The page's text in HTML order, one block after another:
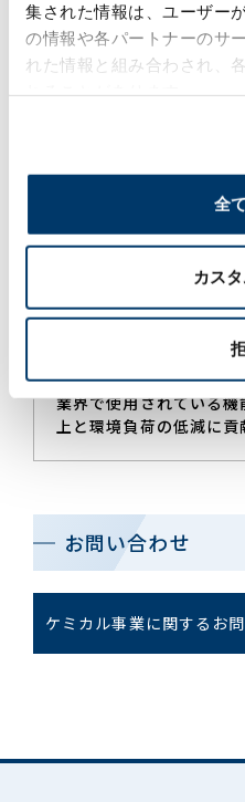
集された情報は、ユーザー
の情報や各パートナーのサ
れた情報と組み合わされ、
全
カス
低温粉砕（アイ・エム
液体窒素の冷熱（-
ファインケミカル分野
「ものづくり」をテー
な商品や製造プロセスを
自動車、電子機器、建
業界で使用されている
上と環境負荷の低減に貢
お問い合わせ
ケミカル事業に関するお